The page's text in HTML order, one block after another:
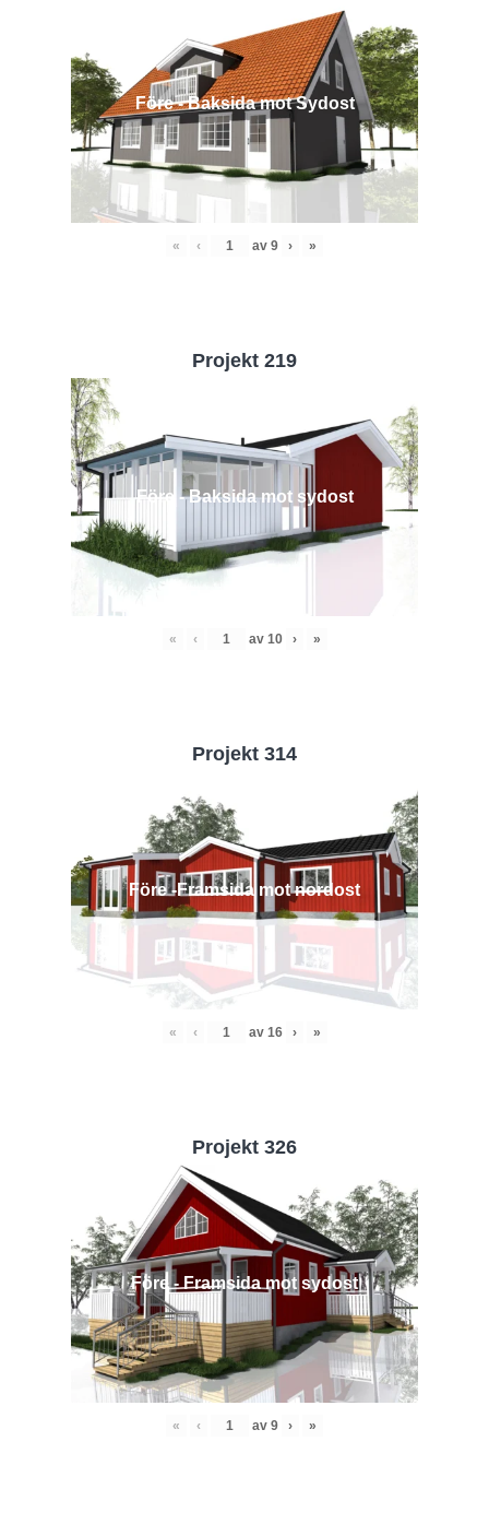
Före - Baksida mot Sydost
« ‹ av 9 › »
Projekt 219
Före - Baksida mot sydost
« ‹ av 10 › »
Projekt 314
Före -Framsida mot nordost
« ‹ av 16 › »
Projekt 326
Före - Framsida mot sydost
« ‹ av 9 › »